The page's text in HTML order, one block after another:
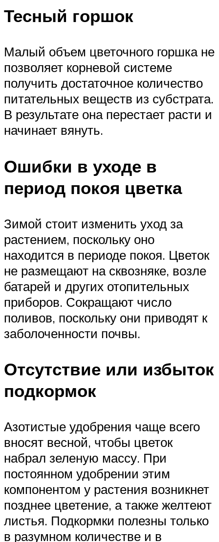
Тесный горшок
Малый объем цветочного горшка не
позволяет корневой системе
получить достаточное количество
питательных веществ из субстрата.
В результате она перестает расти и
начинает вянуть.
Ошибки в уходе в
период покоя цветка
Зимой стоит изменить уход за
растением, поскольку оно
находится в периоде покоя. Цветок
не размещают на сквозняке, возле
батарей и других отопительных
приборов. Сокращают число
поливов, поскольку они приводят к
заболоченности почвы.
Отсутствие или избыток
подкормок
Азотистые удобрения чаще всего
вносят весной, чтобы цветок
набрал зеленую массу. При
постоянном удобрении этим
компонентом у растения возникнет
позднее цветение, а также желтеют
листья. Подкормки полезны только
в разумном количестве и в